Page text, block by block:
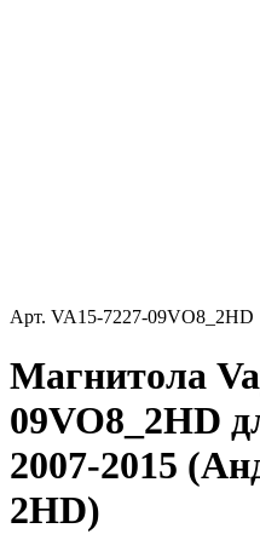
Арт. VA15-7227-09VO8_2HD
Магнитола
09VO8_2HD
2007-2015
2HD)